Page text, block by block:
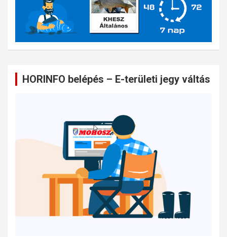
HORINFO belépés – E-területi jegy váltás